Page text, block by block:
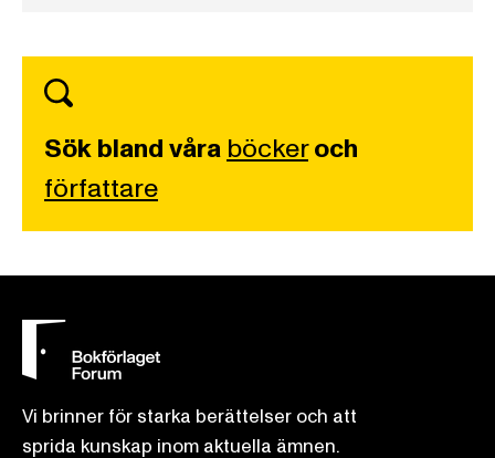
Sök bland våra böckeroch
författare
Vi brinner för starka berättelser och att
sprida kunskap inom aktuella ämnen.